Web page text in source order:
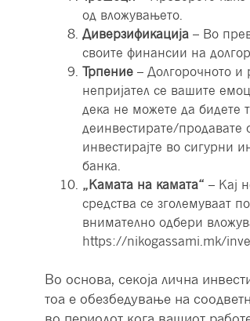
од вложувањето.
Диверзификација – Во
своите финансии на
Трпение – Долгорочното и
непријател се вашите
дека не можете да бидете
деинвестирате/
инвестирајте во сигурни
банка.
„Камата на камата“ – Кај
средства се зголемуваат
внимателно одбери
https://nikogassami.mk/
Во основа, секоја лична
тоа е обезбедување на